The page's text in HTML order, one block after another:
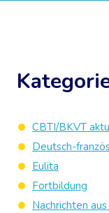
CBTI/BKVT
Deutsch-
Eulita
Fortbildung
Nachrichten